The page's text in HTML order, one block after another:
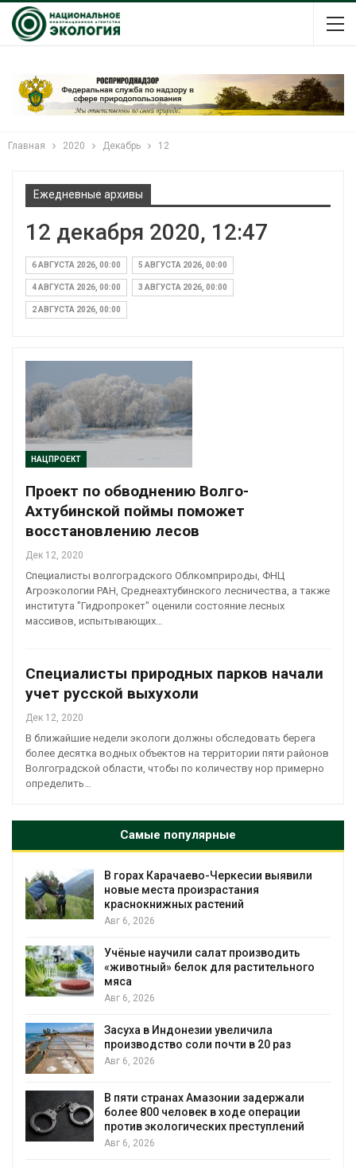
Главная 2020 Декабрь 12
Ежедневные архивы
12 декабря 2020, 12:47
6 АВГУСТА 2026, 00:00 5 АВГУСТА 2026, 00:00
4 АВГУСТА 2026, 00:00 3 АВГУСТА 2026, 00:00
2 АВГУСТА 2026, 00:00
НАЦПРОЕКТ
Проект по обводнению Волго-
Ахтубинской поймы поможет
восстановлению лесов
Дек 12, 2020
Специалисты волгоградского Облкомприроды, ФНЦ
Агроэкологии РАН, Среднеахтубинского лесничества, а также
института "Гидропрокет" оценили состояние лесных
массивов, испытывающих…
Специалисты природных парков начали
учет русской выхухоли
Дек 12, 2020
В ближайшие недели экологи должны обследовать берега
более десятка водных объектов на территории пяти районов
Волгоградской области, чтобы по количеству нор примерно
определить…
Самые популярные
В горах Карачаево-Черкесии выявили
новые места произрастания
краснокнижных растений
Авг 6, 2026
Учёные научили салат производить
«животный» белок для растительного
мяса
Авг 6, 2026
Засуха в Индонезии увеличила
производство соли почти в 20 раз
Авг 6, 2026
В пяти странах Амазонии задержали
более 800 человек в ходе операции
против экологических преступлений
Авг 6, 2026